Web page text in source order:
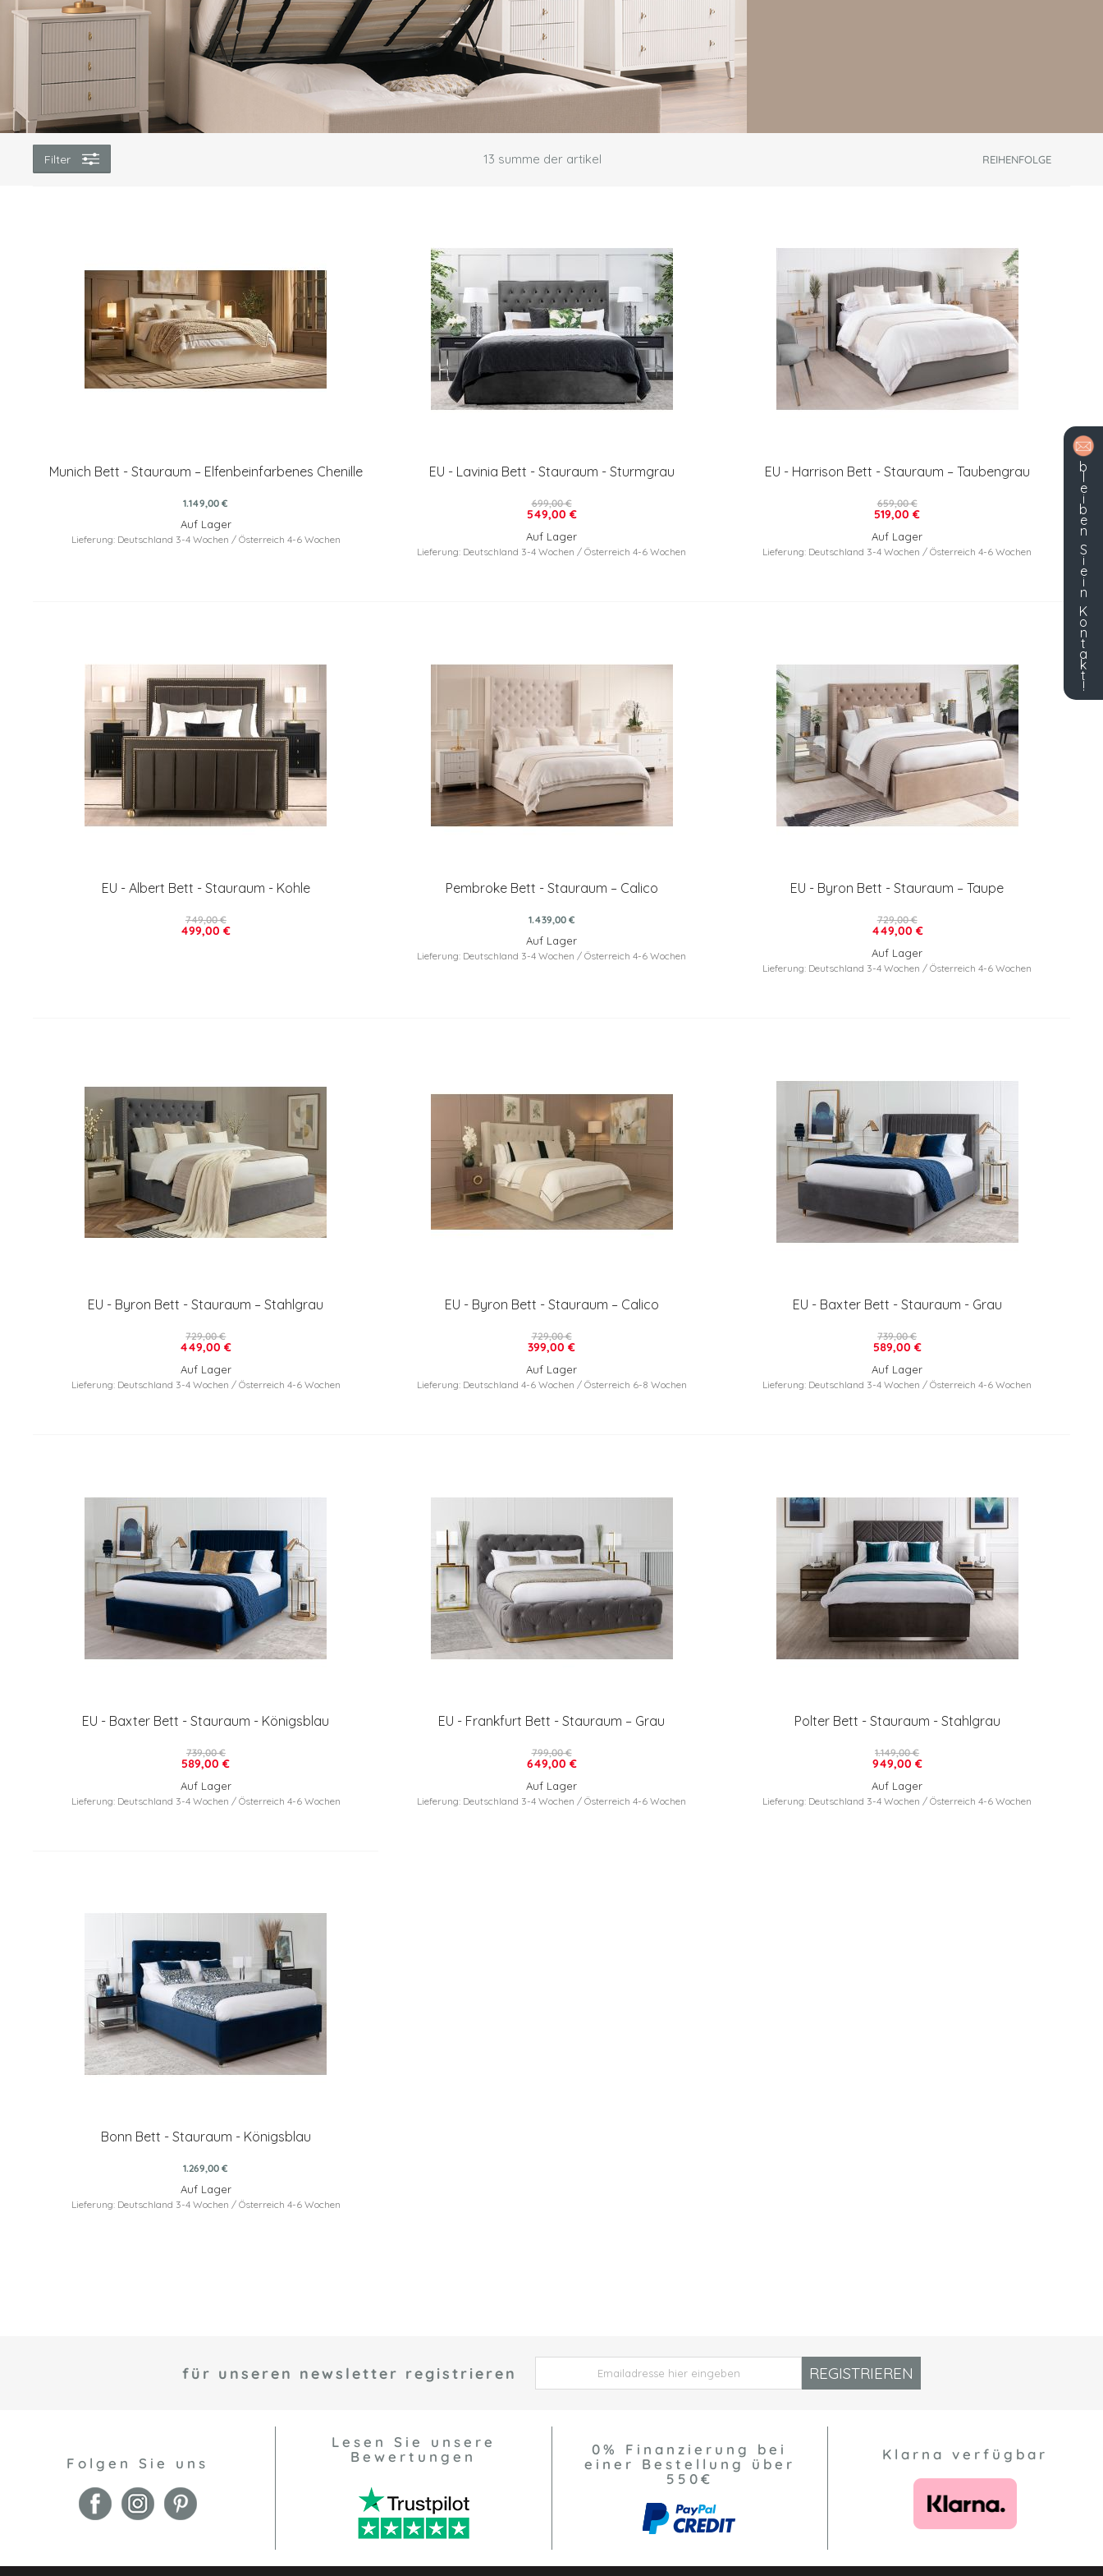
Filter 13 summe der artikel
Munich Bett - Stauraum – Elfenbeinfarbenes Chenille
1.149,00 €
Auf Lager
Lieferung: Deutschland 3-4 Wochen / Österreich 4-6 Wochen
EU - Lavinia Bett - Stauraum - Sturmgrau
549,00 €
699,00 €
Auf Lager
Lieferung: Deutschland 3-4 Wochen / Österreich 4-6 Wochen
EU - Harrison Bett - Stauraum – Taubengrau
519,00 €
659,00 €
Auf Lager
Lieferung: Deutschland 3-4 Wochen / Österreich 4-6 Wochen
EU - Albert Bett - Stauraum - Kohle
499,00 €
749,00 €
Pembroke Bett - Stauraum – Calico
1.439,00 €
Auf Lager
Lieferung: Deutschland 3-4 Wochen / Österreich 4-6 Wochen
EU - Byron Bett - Stauraum – Taupe
449,00 €
729,00 €
Auf Lager
Lieferung: Deutschland 3-4 Wochen / Österreich 4-6 Wochen
EU - Byron Bett - Stauraum – Stahlgrau
449,00 €
729,00 €
Auf Lager
Lieferung: Deutschland 3-4 Wochen / Österreich 4-6 Wochen
EU - Byron Bett - Stauraum – Calico
399,00 €
729,00 €
Auf Lager
Lieferung: Deutschland 4-6 Wochen / Österreich 6-8 Wochen
EU - Baxter Bett - Stauraum - Grau
589,00 €
739,00 €
Auf Lager
Lieferung: Deutschland 3-4 Wochen / Österreich 4-6 Wochen
EU - Baxter Bett - Stauraum - Königsblau
589,00 €
739,00 €
Auf Lager
Lieferung: Deutschland 3-4 Wochen / Österreich 4-6 Wochen
EU - Frankfurt Bett - Stauraum – Grau
649,00 €
799,00 €
Auf Lager
Lieferung: Deutschland 3-4 Wochen / Österreich 4-6 Wochen
Polter Bett - Stauraum - Stahlgrau
949,00 €
1.149,00 €
Auf Lager
Lieferung: Deutschland 3-4 Wochen / Österreich 4-6 Wochen
Bonn Bett - Stauraum - Königsblau
1.269,00 €
Auf Lager
Lieferung: Deutschland 3-4 Wochen / Österreich 4-6 Wochen
für unseren newsletter registrieren REGISTRIEREN
Folgen Sie uns
Lesen Sie unsere
Bewertungen
0% Finanzierung bei
einer Bestellung über
550€
Klarna verfügbar
b
l
e
i
b
e
n
S
i
e
i
n
K
o
n
t
a
k
t
!